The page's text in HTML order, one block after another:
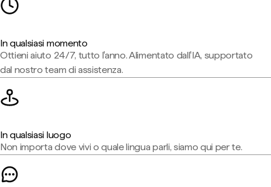
In qualsiasi momento
Ottieni aiuto 24/7, tutto l'anno. Alimentato dall'IA, supportato
dal nostro team di assistenza.
In qualsiasi luogo
Non importa dove vivi o quale lingua parli, siamo qui per te.